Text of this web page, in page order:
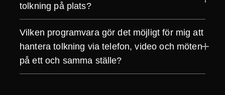
tolkning på plats?
Vilken programvara gör det möjligt för mig att
hantera tolkning via telefon, video och möten
på ett och samma ställe?